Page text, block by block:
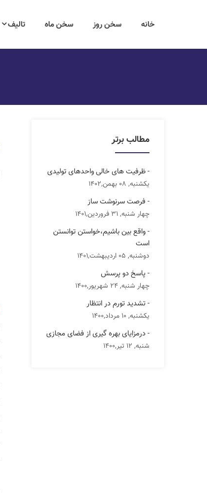
خانه سخن روز سخن ماه تالیف
مطالب برتر
- ظرفیت های خالی واحدهای تولیدی
یکشنبه, 08 بهمن,1402
- فرصت سرنوشت ساز
چهار شنبه, 31 فروردین,1401
- واقع بین باشیم،خواستن توانستن
است
دوشنبه, 05 اردیبهشت,1401
- پاسخ دو پرسش
چهار شنبه, 24 شهریور,1400
- تشدید تورم در انتظار
یکشنبه, 10 مرداد,1400
- درمزایای بهره گیری از فضای مجازی
شنبه, 12 تیر,1400